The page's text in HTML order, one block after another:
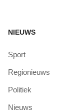
NIEUWS
Sport
Regionieuws
Politiek
Nieuws